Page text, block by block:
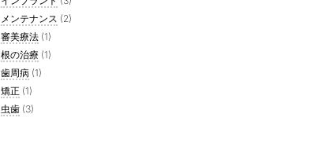
メンテナンス (2)
審美療法 (1)
根の治療 (1)
歯周病 (1)
矯正 (1)
虫歯 (3)